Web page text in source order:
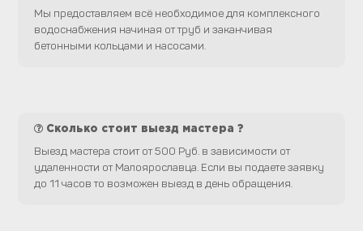
Мы предоставляем всё необходимое для комплексного
водоснабжения начиная от труб и заканчивая
бетонными кольцами и насосами.
Сколько стоит выезд мастера ?
Выезд мастера стоит от 500 Руб. в зависимости от
удаленности от Малоярославца. Если вы подаете заявку
до 11 часов то возможен выезд в день обращения.